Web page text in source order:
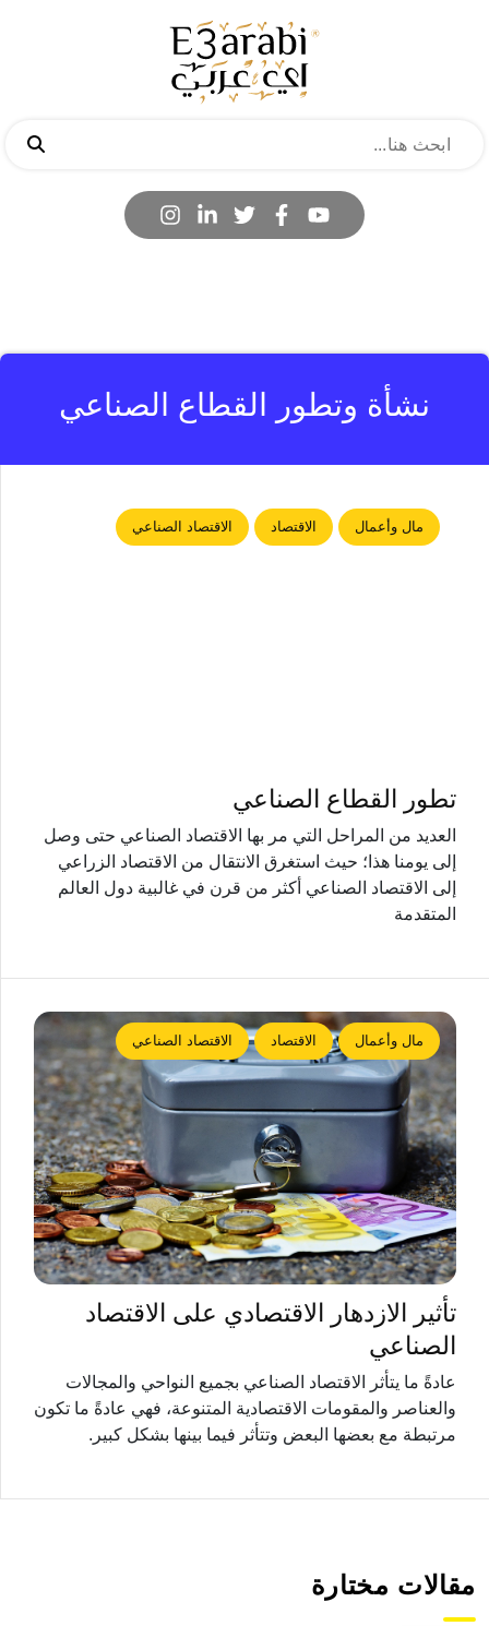
نشأة وتطور القطاع الصناعي
مال وأعمال الاقتصاد الاقتصاد الصناعي
تطور القطاع الصناعي
العديد من المراحل التي مر بها الاقتصاد الصناعي حتى وصل
إلى يومنا هذا؛ حيث استغرق الانتقال من الاقتصاد الزراعي
إلى الاقتصاد الصناعي أكثر من قرن في غالبية دول العالم
المتقدمة
مال وأعمال الاقتصاد الاقتصاد الصناعي
تأثير الازدهار الاقتصادي على الاقتصاد
الصناعي
عادةً ما يتأثر الاقتصاد الصناعي بجميع النواحي والمجالات
والعناصر والمقومات الاقتصادية المتنوعة، فهي عادةً ما تكون
مرتبطة مع بعضها البعض وتتأثر فيما بينها بشكل كبير.
مقالات مختارة